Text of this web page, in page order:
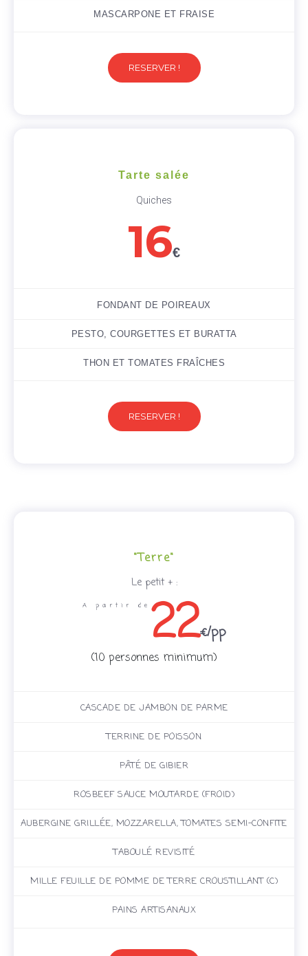
MASCARPONE ET FRAISE
RESERVER !
Tarte salée
Quiches
16€
FONDANT DE POIREAUX
PESTO, COURGETTES ET BURATTA
THON ET TOMATES FRAÎCHES
RESERVER !
"Terre"
Le petit + :
A partir de 22€/pp
(10 personnes minimum)
CASCADE DE JAMBON DE PARME
TERRINE DE POISSON
PÂTÉ DE GIBIER
ROSBEEF SAUCE MOUTARDE (FROID)
AUBERGINE GRILLÉE, MOZZARELLA, TOMATES SEMI-CONFITE
TABOULÉ REVISITÉ
MILLE FEUILLE DE POMME DE TERRE CROUSTILLANT (C)
PAINS ARTISANAUX